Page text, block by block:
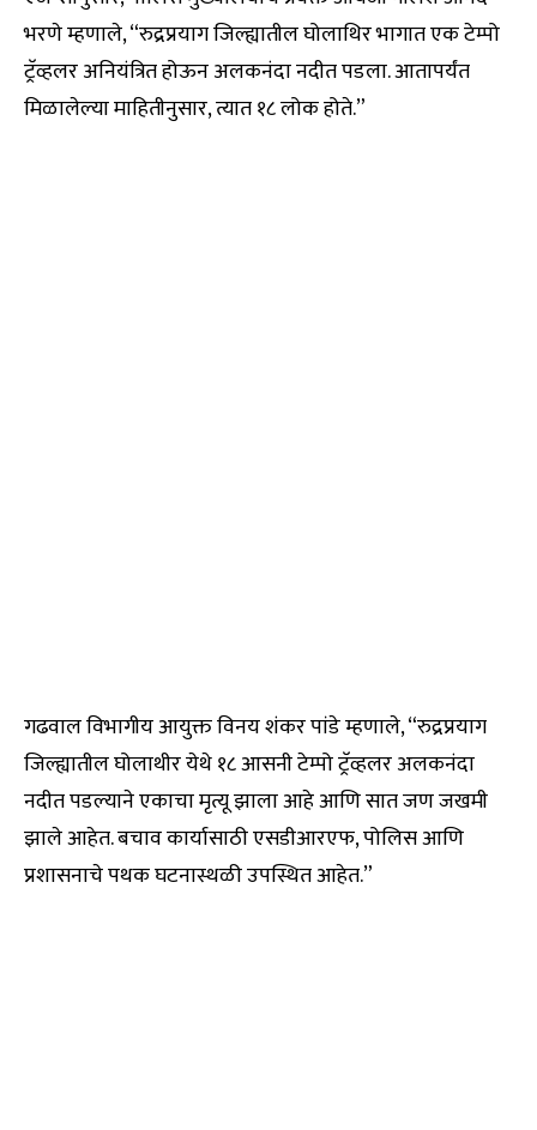
भरणे म्हणाले, “रुद्रप्रयाग जिल्ह्यातील घोलाथिर भागात एक टेम्पो
ट्रॅव्हलर अनियंत्रित होऊन अलकनंदा नदीत पडला. आतापर्यंत
मिळालेल्या माहितीनुसार, त्यात १८ लोक होते.”
गढवाल विभागीय आयुक्त विनय शंकर पांडे म्हणाले, “रुद्रप्रयाग
जिल्ह्यातील घोलाथीर येथे १८ आसनी टेम्पो ट्रॅव्हलर अलकनंदा
नदीत पडल्याने एकाचा मृत्यू झाला आहे आणि सात जण जखमी
झाले आहेत. बचाव कार्यासाठी एसडीआरएफ, पोलिस आणि
प्रशासनाचे पथक घटनास्थळी उपस्थित आहेत.”